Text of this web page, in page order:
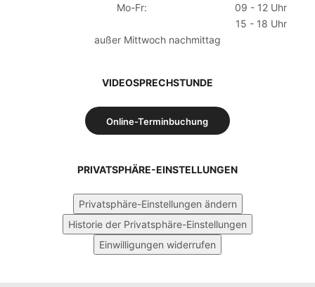
Mo-Fr:
09 - 12 Uhr
15 - 18 Uhr
außer Mittwoch nachmittag
VIDEOSPRECHSTUNDE
Online-Terminbuchung
PRIVATSPHÄRE-EINSTELLUNGEN
Privatsphäre-Einstellungen ändern
Historie der Privatsphäre-Einstellungen
Einwilligungen widerrufen